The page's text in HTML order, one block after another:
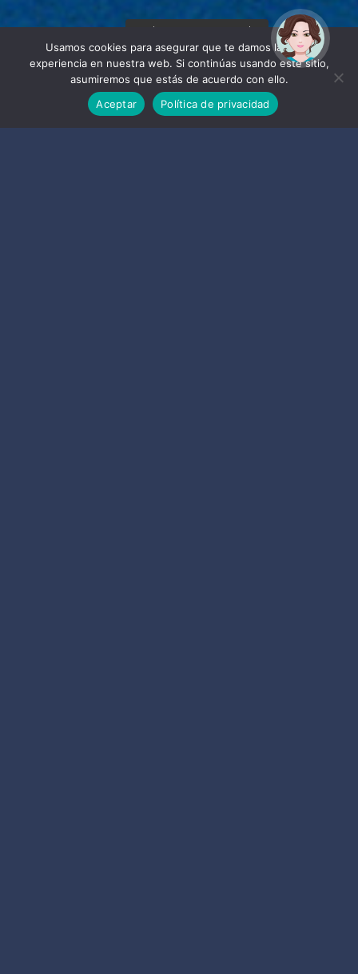
Usamos cookies para asegurar que te damos la mejor
experiencia en nuestra web. Si continúas usando este sitio,
asumiremos que estás de acuerdo con ello.
Aceptar
Política de privacidad
¡Hola! Soy Noy. ¿Puedo
ayudarte?